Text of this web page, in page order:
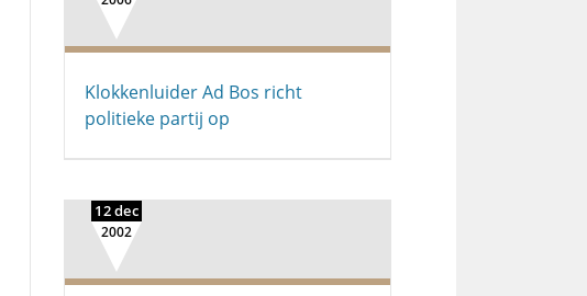
Klokkenluider Ad Bos richt
politieke partij op
12 dec
2002